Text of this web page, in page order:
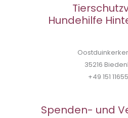
Hundehilfe
35216
+49 151
Spenden- und